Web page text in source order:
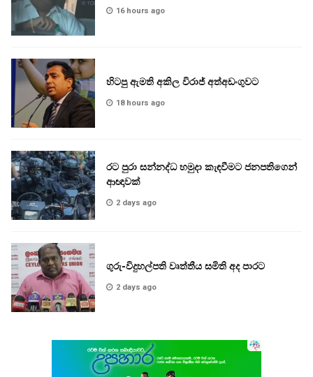
16 hours ago
හිටපු ඇමති අකිල විරාජ් අත්අඩංගුවට
18 hours ago
රට පුරා සන්නද්ධ හමුදා කැඳවීමට ජනපතිගෙන්
ආඥාවක්
2 days ago
ගුරු-විදුහල්පති වෘත්තීය සමිති අද පාරට
2 days ago